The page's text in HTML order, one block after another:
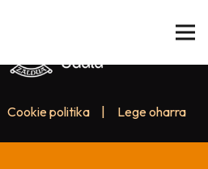
Cookie politika Lege oharra